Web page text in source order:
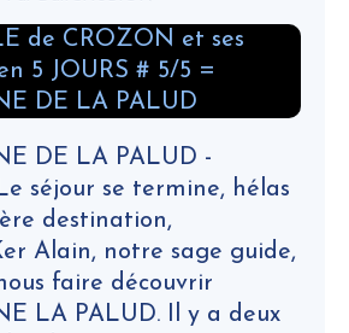
DE LA PALUD -
séjour se termine, hélas
destination,
Alain, notre sage guide,
faire découvrir
LA PALUD. Il y a deux